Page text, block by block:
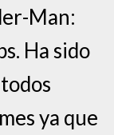
Man:
Ha sido
ya que